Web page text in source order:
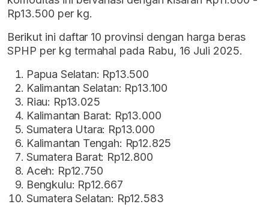
Rp13.500 per kg.
Berikut ini daftar 10 provinsi dengan harga beras
SPHP per kg termahal pada Rabu, 16 Juli 2025.
Papua Selatan: Rp13.500
Kalimantan Selatan: Rp13.100
Riau: Rp13.025
Kalimantan Barat: Rp13.000
Sumatera Utara: Rp13.000
Kalimantan Tengah: Rp12.825
Sumatera Barat: Rp12.800
Aceh: Rp12.750
Bengkulu: Rp12.667
Sumatera Selatan: Rp12.583